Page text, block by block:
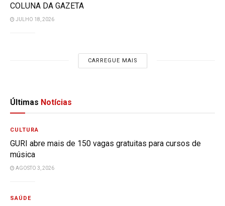
COLUNA DA GAZETA
JULHO 18, 2026
CARREGUE MAIS
Últimas Notícias
CULTURA
GURI abre mais de 150 vagas gratuitas para cursos de
música
AGOSTO 3, 2026
SAÚDE